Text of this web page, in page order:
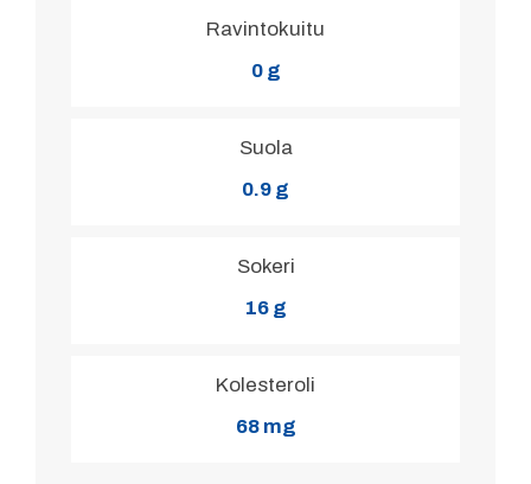
Ravintokuitu
0 g
Suola
0.9 g
Sokeri
16 g
Kolesteroli
68 mg